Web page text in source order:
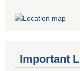
Important